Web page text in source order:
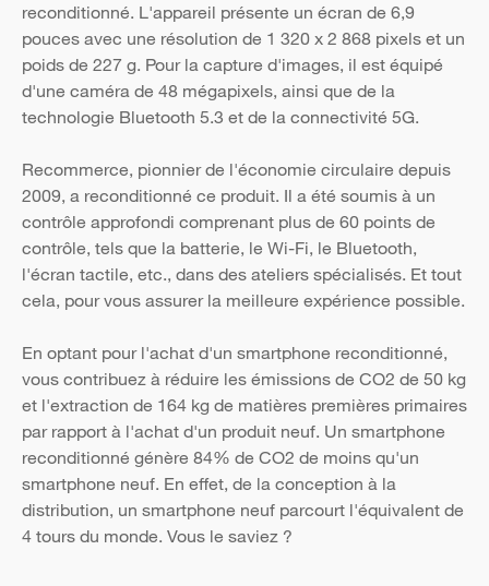
reconditionné. L'appareil présente un écran de 6,9
pouces avec une résolution de 1 320 x 2 868 pixels et un
poids de 227 g. Pour la capture d'images, il est équipé
d'une caméra de 48 mégapixels, ainsi que de la
technologie Bluetooth 5.3 et de la connectivité 5G.
Recommerce, pionnier de l'économie circulaire depuis
2009, a reconditionné ce produit. Il a été soumis à un
contrôle approfondi comprenant plus de 60 points de
contrôle, tels que la batterie, le Wi-Fi, le Bluetooth,
l'écran tactile, etc., dans des ateliers spécialisés. Et tout
cela, pour vous assurer la meilleure expérience possible.
En optant pour l'achat d'un smartphone reconditionné,
vous contribuez à réduire les émissions de CO2 de 50 kg
et l'extraction de 164 kg de matières premières primaires
par rapport à l'achat d'un produit neuf. Un smartphone
reconditionné génère 84% de CO2 de moins qu'un
smartphone neuf. En effet, de la conception à la
distribution, un smartphone neuf parcourt l'équivalent de
4 tours du monde. Vous le saviez ?